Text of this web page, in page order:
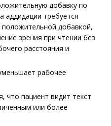
добавку по
аддидации требуется
добавкой,
зрения при чтении без
расстояния и
рабочее
что пациент видит текст
или более